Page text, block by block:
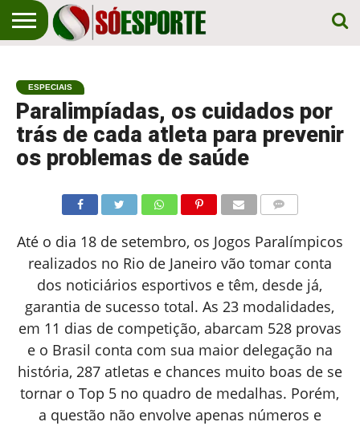
EM
PRIMEIRO
LUGAR!
ESPORTE
ESPECIAIS
Paralimpíadas, os cuidados por
trás de cada atleta para prevenir
os problemas de saúde
Até o dia 18 de setembro, os Jogos Paralímpicos
realizados no Rio de Janeiro vão tomar conta
dos noticiários esportivos e têm, desde já,
garantia de sucesso total. As 23 modalidades,
em 11 dias de competição, abarcam 528 provas
e o Brasil conta com sua maior delegação na
história, 287 atletas e chances muito boas de se
tornar o Top 5 no quadro de medalhas. Porém,
a questão não envolve apenas números e